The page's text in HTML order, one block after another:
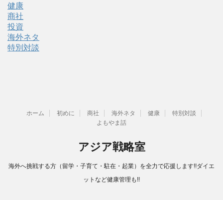
健康
商社
投資
海外ネタ
特別対談
ホーム 初めに 商社 海外ネタ 健康
特別対談
よもやま話
アジア戦略室
海外へ挑戦する方（留学・子育て・駐在・起業）を全力で応援します!!ダイエ
ットなど健康管理も!!